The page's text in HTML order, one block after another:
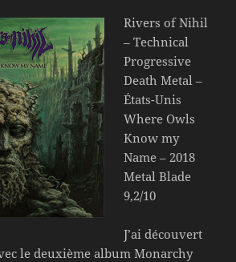
Rivers of Nihil
– Technical
Progressive
Death Metal –
États-Unis
Where Owls
Know my
Name – 2018
Metal Blade
9,2/10
J’ai découvert
le deuxième album Monarchy